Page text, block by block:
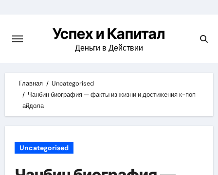
content
Успех и Капитал
Деньги в Действии
Главная
Uncategorised
Чанбин биография — факты из жизни и достижения к-поп
айдола
Uncategorised